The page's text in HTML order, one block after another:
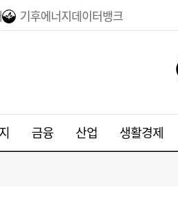
기후에너지데이터뱅크
금융 산업 생활경제